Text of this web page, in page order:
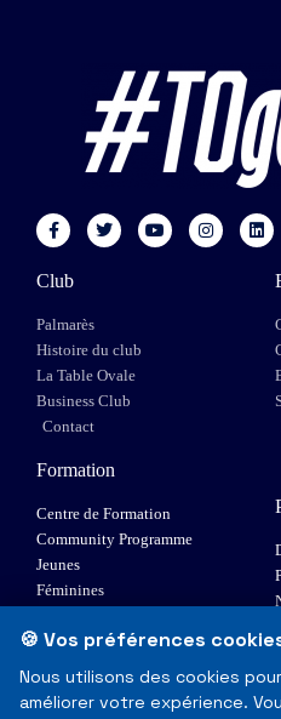
Club
Palmarès
Histoire du club
La Table Ovale
Business Club
Contact
Formation
Centre de Formation
Community Programme
Jeunes
Féminines
Elite 1
🍪 Vos préférences
Nous utilisons des cookies
améliorer votre expérience.